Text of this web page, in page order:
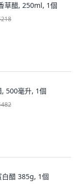
草醋, 250ml, 1個
500毫升, 1個
醋 385g, 1個